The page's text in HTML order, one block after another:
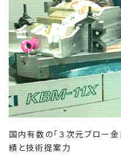
国内有数の「３次元ブロー
績と技術提案力